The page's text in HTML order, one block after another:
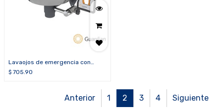
Lavaojos de emergencia con
bandeja de acero inoxidable
$ 705.90
Anterior 1 2 3 4 Siguiente